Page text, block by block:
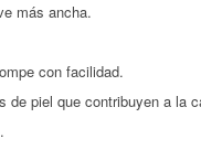
más ancha.
con facilidad.
de piel que contribuyen a la